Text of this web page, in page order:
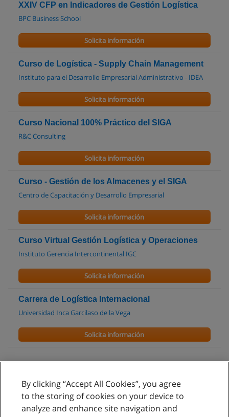
XXIV CFP en Indicadores de Gestión Logística
BPC Business School
Solicita información
Curso de Logística - Supply Chain Management
Instituto para el Desarrollo Empresarial Administrativo - IDEA
Solicita información
Curso Nacional 100% Práctico del SIGA
R&C Consulting
Solicita información
Curso - Gestión de los Almacenes y el SIGA
Centro de Capacitación y Desarrollo Empresarial
Solicita información
Curso Virtual Gestión Logística y Operaciones
Instituto Gerencia Intercontinental IGC
Solicita información
Carrera de Logística Internacional
Universidad Inca Garcilaso de la Vega
Solicita información
Reglas de uso
Privacidad de datos
By clicking “Accept All Cookies”, you agree
to the storing of cookies on your device to
analyze and enhance site navigation and